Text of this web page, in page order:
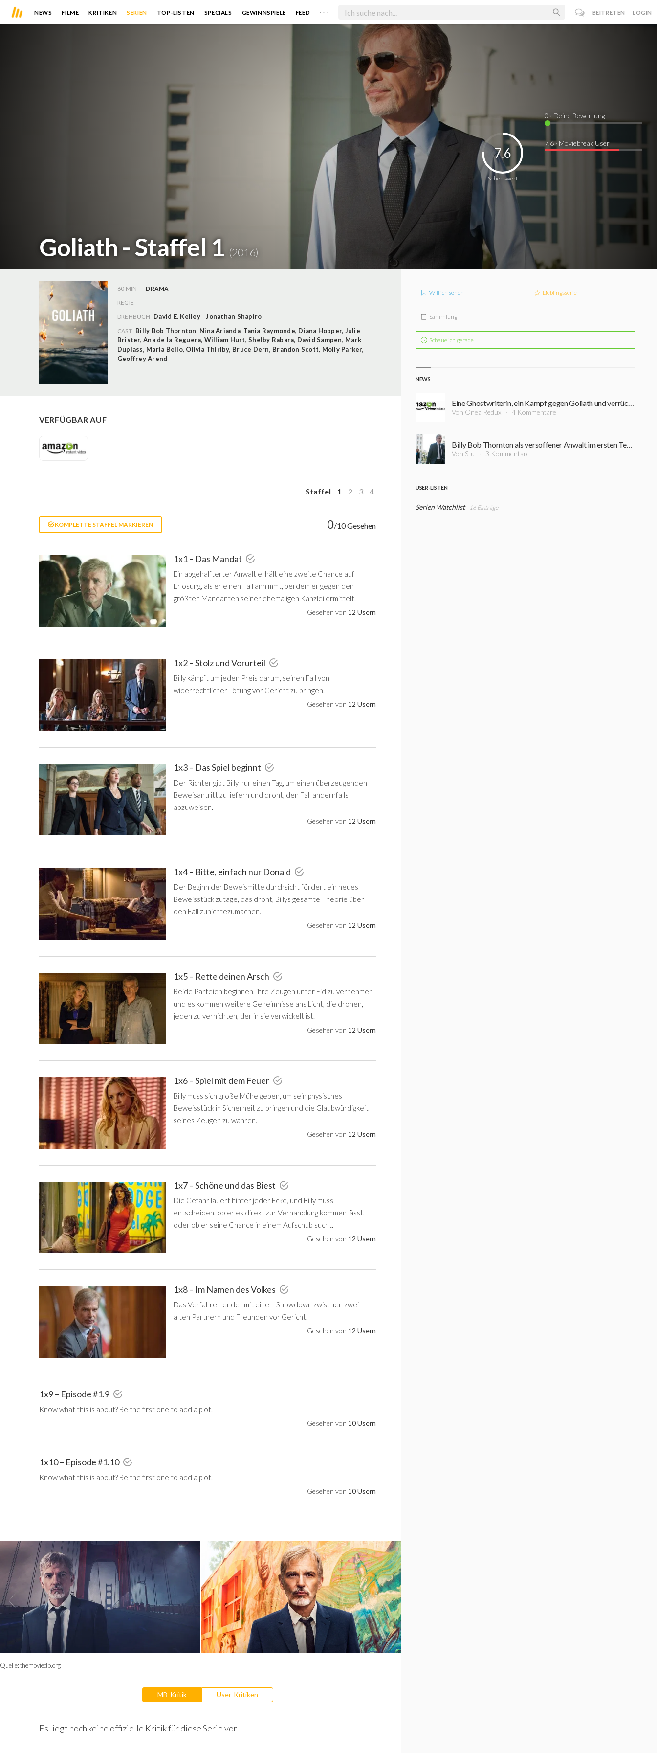
NEWS FILME KRITIKEN SERIEN TOP-LISTEN SPECIALS GEWINNSPIELE FEED . . . BEITRETEN LOGIN
Goliath - Staffel 1 (2016)
Sehenswert
7.6
0 · Deine Bewertung
7.6 · Moviebreak User
60 MIN
DRAMA
REGIE
DREHBUCH David E. Kelley Jonathan Shapiro
CAST Billy Bob Thornton, Nina Arianda, Tania Raymonde, Diana Hopper, Julie
Brister,Ana de la Reguera, William Hurt,Shelby Rabara, David Sampen, Mark
Duplass, Maria Bello, Olivia Thirlby, Bruce Dern, Brandon Scott, Molly Parker,
Geoffrey Arend
VERFÜGBAR AUF
Staffel 1 2 3 4
KOMPLETTE STAFFEL MARKIEREN 0/10 Gesehen
1x1 – Das Mandat
Ein abgehalfterter Anwalt erhält eine zweite Chance auf
Erlösung, als er einen Fall annimmt, bei dem er gegen den
größten Mandanten seiner ehemaligen Kanzlei ermittelt.
Gesehen von 12 Usern
1x2 – Stolz und Vorurteil
Billy kämpft um jeden Preis darum, seinen Fall von
widerrechtlicher Tötung vor Gericht zu bringen.
Gesehen von 12 Usern
1x3 – Das Spiel beginnt
Der Richter gibt Billy nur einen Tag, um einen überzeugenden
Beweisantritt zu liefern und droht, den Fall andernfalls
abzuweisen.
Gesehen von 12 Usern
1x4 – Bitte, einfach nur Donald
Der Beginn der Beweismitteldurchsicht fördert ein neues
Beweisstück zutage, das droht, Billys gesamte Theorie über
den Fall zunichtezumachen.
Gesehen von 12 Usern
1x5 – Rette deinen Arsch
Beide Parteien beginnen, ihre Zeugen unter Eid zu vernehmen
und es kommen weitere Geheimnisse ans Licht, die drohen,
jeden zu vernichten, der in sie verwickelt ist.
Gesehen von 12 Usern
1x6 – Spiel mit dem Feuer
Billy muss sich große Mühe geben, um sein physisches
Beweisstück in Sicherheit zu bringen und die Glaubwürdigkeit
seines Zeugen zu wahren.
Gesehen von 12 Usern
1x7 – Schöne und das Biest
Die Gefahr lauert hinter jeder Ecke, und Billy muss
entscheiden, ob er es direkt zur Verhandlung kommen lässt,
oder ob er seine Chance in einem Aufschub sucht.
Gesehen von 12 Usern
1x8 – Im Namen des Volkes
Das Verfahren endet mit einem Showdown zwischen zwei
alten Partnern und Freunden vor Gericht.
Gesehen von 12 Usern
1x9 – Episode #1.9
Know what this is about? Be the first one to add a plot.
Gesehen von 10 Usern
1x10 – Episode #1.10
Know what this is about? Be the first one to add a plot.
Gesehen von 10 Usern
Quelle:themoviedb.org
MB-Kritik User-Kritiken
Es liegt noch keine offizielle Kritik für diese Serie vor.
Will ich sehen Lieblingsserie
Sammlung
Schaue ich gerade
NEWS
Von OnealRedux 4 Kommentare
Billy Bob Thornton als versoffener Anwalt im ersten Teaser zur neuen Serie "Goliath"
Von Stu 3 Kommentare
USER-LISTEN
Serien Watchlist - 16 Einträge